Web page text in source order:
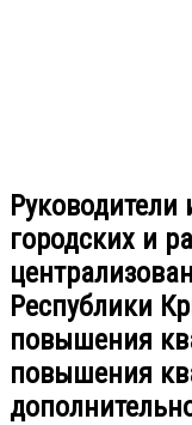
городских и
Республики
повышения
повышения